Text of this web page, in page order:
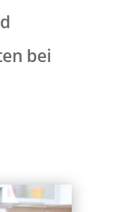
bei